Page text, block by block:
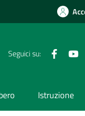
Seguici su: Facebook
Istruzione